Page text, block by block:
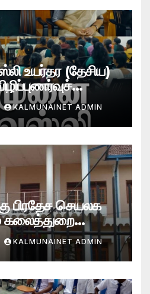
உயர்தர (தேசிய)
KALMUNAINET ADMIN
பிரதேச செயலக
கலைத்துறை
உருவாக்கும்
2026
KALMUNAINET ADMIN